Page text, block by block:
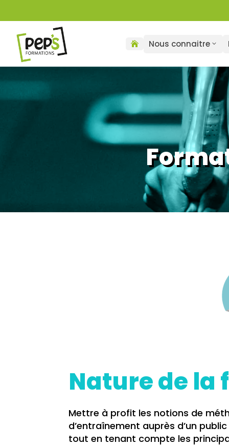
 Nous connaitre
Nature de la
Mettre à profit les notions de
d’entraînement auprès d’un
tout en tenant compte les